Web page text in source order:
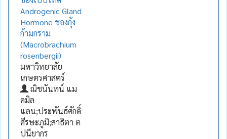
Androgenic Gland
Hormone ชองกุ้ง
ก้ามกราม
(Macrobrachium
rosenbergii)
มหาวิทยาลัย
เกษตรศาสตร์
ณิชนันทน์ แม
คมิล
แลน;ประพันธ์ศักดิ์
ศีรษะภูมิ;สาธิตา ต
ปนียากร